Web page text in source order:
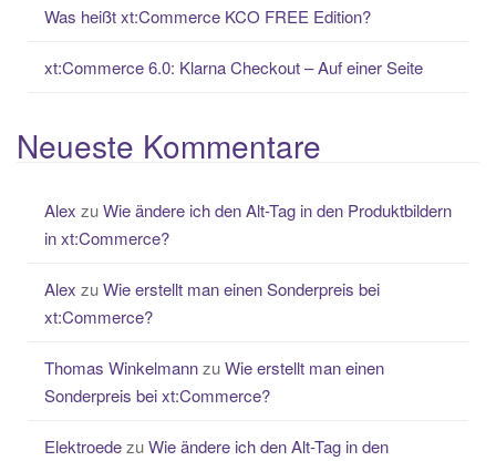
Was heißt xt:Commerce KCO FREE Edition?
xt:Commerce 6.0: Klarna Checkout – Auf einer Seite
Neueste Kommentare
Alex zuWie ändere ich den Alt-Tag in den Produktbildern
in xt:Commerce?
Alex zuWie erstellt man einen Sonderpreis bei
xt:Commerce?
Thomas WinkelmannzuWie erstellt man einen
Sonderpreis bei xt:Commerce?
ElektroedezuWie ändere ich den Alt-Tag in den